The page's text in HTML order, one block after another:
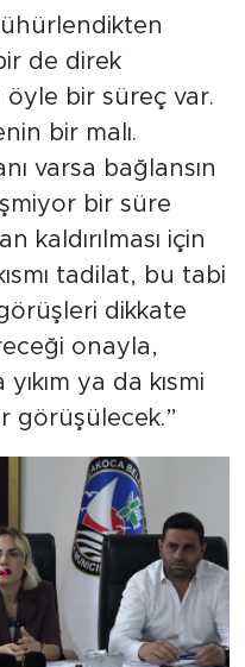
de direk
bir süreç var.
bir malı.
varsa bağlansın
bir süre
kaldırılması için
tadilat, bu tabi
dikkate
onayla,
ya da kısmi
görüşülecek.”